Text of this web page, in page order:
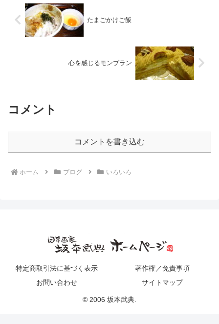
たまごかけご飯
心を感じるモンブラン
コメント
コメントを書き込む
ホーム ブログ いろいろ
特定商取引法に基づく表示
著作権／免責事項
お問い合わせ
サイトマップ
© 2006 坂本武典.